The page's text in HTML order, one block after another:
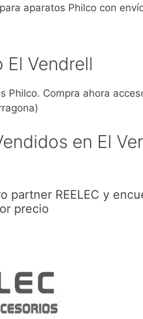
aparatos Philco con
El Vendrell
Philco. Compra ahora
en El
partner REELEC y
precio